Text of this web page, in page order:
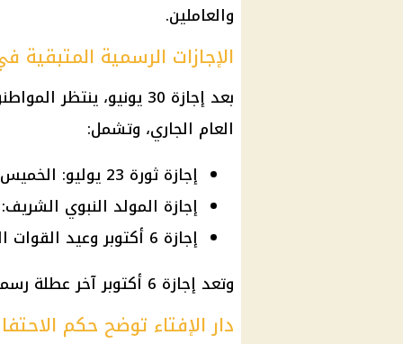
والعاملين.
الإجازات الرسمية المتبقية في
بعد إجازة 30 يونيو،
العام الجاري، وتشمل:
إجازة ثورة 23 يوليو: الخميس 23 يوليو 2026.
إجازة المولد النبوي الشريف: الأربعاء
إجازة 6 أكتوبر وعيد القوات المسلحة: الثلاثاء 6 أكتوبر 2026.
وتعد إجازة 6 أكتوبر آخر عطلة رسمية في عام 2026، وفق جدول الإجازات المتبقية.
دار الإفتاء توضح حكم